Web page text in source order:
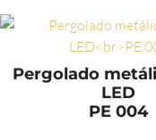
Pergolado
LED
PE 004